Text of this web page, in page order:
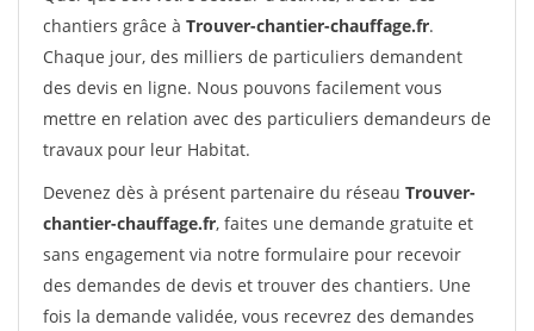
chantiers grâce à Trouver-chantier-chauffage.fr.
Chaque jour, des milliers de particuliers demandent
des devis en ligne. Nous pouvons facilement vous
mettre en relation avec des particuliers demandeurs de
travaux pour leur Habitat.
Devenez dès à présent partenaire du réseau Trouver-
chantier-chauffage.fr, faites une demande gratuite et
sans engagement via notre formulaire pour recevoir
des demandes de devis et trouver des chantiers. Une
fois la demande validée, vous recevrez des demandes